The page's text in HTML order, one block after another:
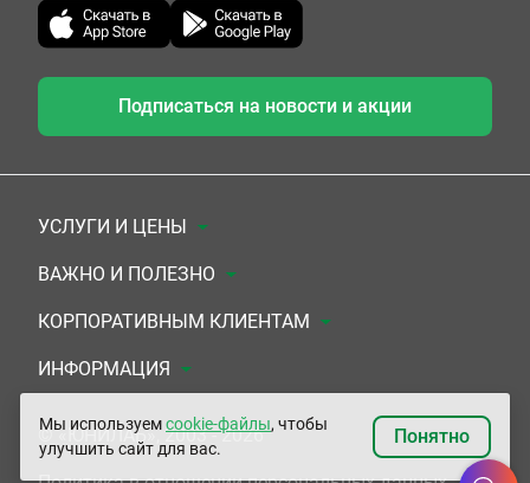
Подписаться на новости и акции
УСЛУГИ И ЦЕНЫ
Анализы
Комплексы
УЗИ
ЭКГ/Холтер/СМАД
Приемы врачей
ВАЖНО И ПОЛЕЗНО
Документы для заключения договора
Система скидок
Подарочные сертификаты
Сертификаты на комплексные программы
КОРПОРАТИВНЫМ КЛИЕНТАМ
Медицинским организациям
Прочим организациям
ИНФОРМАЦИЯ
О Компании
Контакты
© «ЮНИЛАБ», 2003 - 2026
Мы используемcookie-файлы, чтобы
улучшить сайт для вас.
Понятно